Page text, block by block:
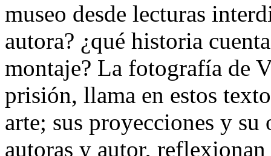
museo desde lecturas
autora? ¿qué historia
montaje? La fotografía de
prisión, llama en estos
arte; sus proyecciones y
autoras y autor,